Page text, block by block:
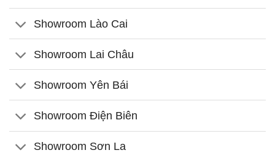
Showroom Lào Cai
Showroom Lai Châu
Showroom Yên Bái
Showroom Điện Biên
Showroom Sơn La